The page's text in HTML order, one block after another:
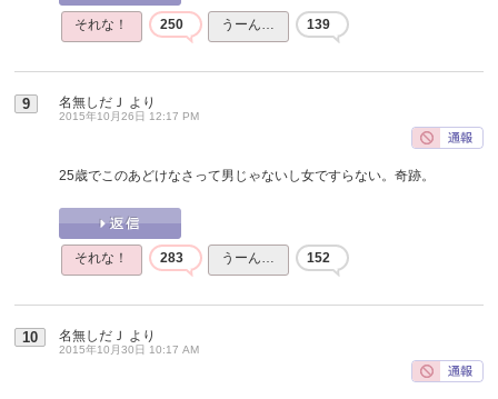
それな！ 250 うーん… 139
9 名無しだＪ より
2015年10月26日 12:17 PM
25歳でこのあどけなさって男じゃないし女ですらない。奇跡。
それな！ 283 うーん… 152
10 名無しだＪ より
2015年10月30日 10:17 AM